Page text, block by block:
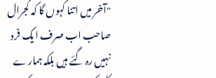
"آخر میں اتنا کہوں گا کہ گجرال
صاحب اب صرف ایک فرد
نہیں رہ گئے ہیں بلکہ ہمارے